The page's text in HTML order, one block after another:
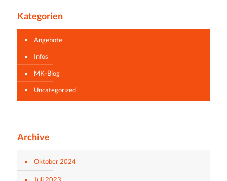
Kategorien
Angebote
Infos
MK-Blog
Uncategorized
Archive
Oktober 2024
Juli 2023